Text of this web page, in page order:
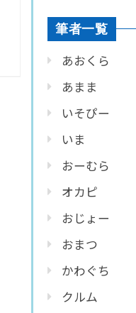
筆者一覧
あおくら
あまま
いそぴー
いま
おーむら
オカピ
おじょー
おまつ
かわぐち
クルム